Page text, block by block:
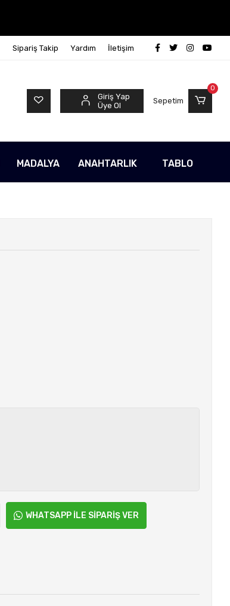
Sipariş Takip Yardım İletişim
Giriş Yap
Üye Ol
Sepetim
0
MADALYA ANAHTARLIK TABLO
WHATSAPP İLE SİPARİŞ VER